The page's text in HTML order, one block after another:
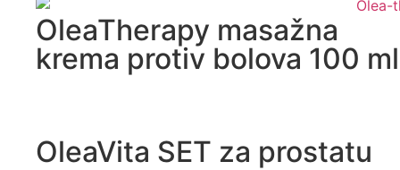
OleaTherapy masažna
krema protiv bolova 100 ml
OleaVita SET za prostatu